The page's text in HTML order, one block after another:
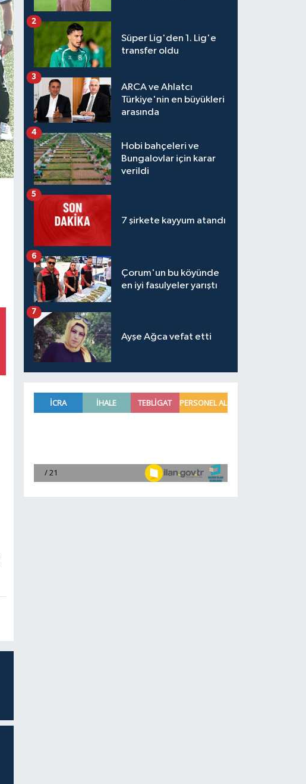
Süper Lig'den 1. Lig'e
transfer oldu
2
ARCA ve Ahlatcı
Türkiye'nin en büyükleri
arasında
3
Hobi bahçeleri ve
Bungalovlar için karar
verildi
4
7 şirkete kayyum atandı
5
Çorum'un bu köyünde
en iyi fasulyeler yarıştı
6
Ayşe Ağca vefat etti
7